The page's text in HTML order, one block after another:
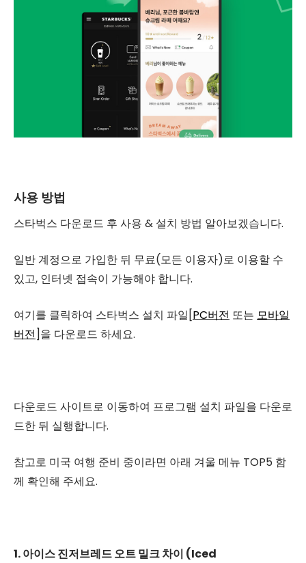
사용 방법
스타벅스 다운로드 후 사용 & 설치 방법 알아보겠습니다.
일반 계정으로 가입한 뒤 무료(모든 이용자)로 이용할 수
있고, 인터넷 접속이 가능해야 합니다.
여기를 클릭하여 스타벅스 설치 파일[PC버전 또는 모바일
버전]을 다운로드 하세요.
다운로드 사이트로 이동하여 프로그램 설치 파일을 다운로
드한 뒤 실행합니다.
참고로 미국 여행 준비 중이라면 아래 겨울 메뉴 TOP5 함
께 확인해 주세요.
1. 아이스 진저브레드 오트 밀크 차이 (Iced